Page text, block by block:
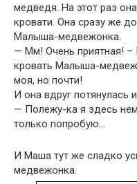
медведя. На этот раз
кровати. Она сразу же
Малыша-медвежонка.
— Мм! Очень приятная! –
кровать Малыша-
моя, но почти!
И она вдруг потянулась
— Полежу-ка я здесь
только попробую…
И Маша тут же сладко
медвежонка.